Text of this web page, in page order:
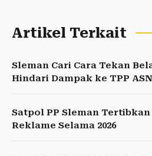
Artikel Terkait
Sleman Cari Cara Tekan
Hindari Dampak ke TPP ASN
Satpol PP Sleman Tertibkan
Reklame Selama 2026